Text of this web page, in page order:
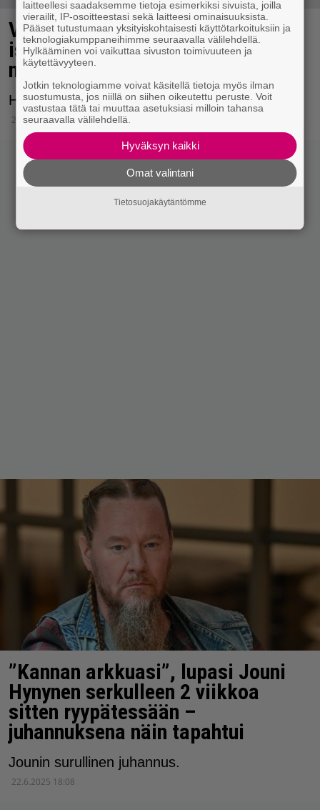
Vain elämää -Jouni Hynynen töhri
iskelmätähden keikkajulisteen –
naurutakuu!
Hah hah haa!
2.8.2025 13:35
”Kannan arkkuasi”, lupasi Jouni
Hynynen serkulleen 2 viikkoa
sitten ryypätessään –
juhannuksena näin tapahtui
Jounin surullinen juhannus.
22.6.2025 18:08
laitteellesi saadaksemme tietoja esimerkiksi sivuista, joilla
vierailit, IP-osoitteestasi sekä laitteesi ominaisuuksista.
Pääset tutustumaan yksityiskohtaisesti käyttötarkoituksiin ja
teknologiakumppaneihimme seuraavalla välilehdellä.
Hylkääminen voi vaikuttaa sivuston toimivuuteen ja
käytettävyyteen.
Jotkin teknologiamme voivat käsitellä tietoja myös ilman
suostumusta, jos niillä on siihen oikeutettu peruste. Voit
vastustaa tätä tai muuttaa asetuksiasi milloin tahansa
seuraavalla välilehdellä.
Hyväksyn kaikki
Omat valintani
Tietosuojakäytäntömme